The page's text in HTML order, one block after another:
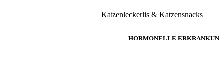
HORMONELLE
Katzenleckerlis & Katzensnacks